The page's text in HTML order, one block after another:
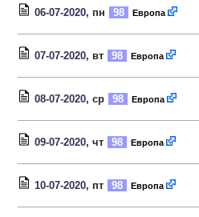
06-07-2020, пн 98 Европа
07-07-2020, вт 98 Европа
08-07-2020, ср 98 Европа
09-07-2020, чт 98 Европа
10-07-2020, пт 98 Европа